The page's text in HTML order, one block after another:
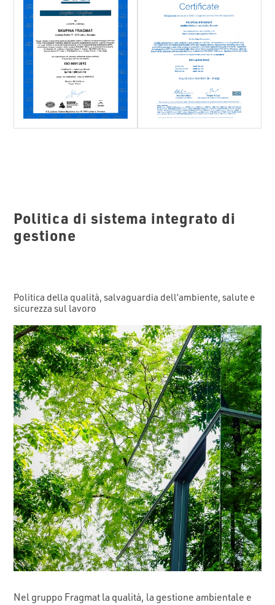
Politica di sistema integrato di
gestione
Politica della qualità, salvaguardia dell’ambiente, salute e
sicurezza sul lavoro
Nel gruppo Fragmat la qualità, la gestione ambientale e